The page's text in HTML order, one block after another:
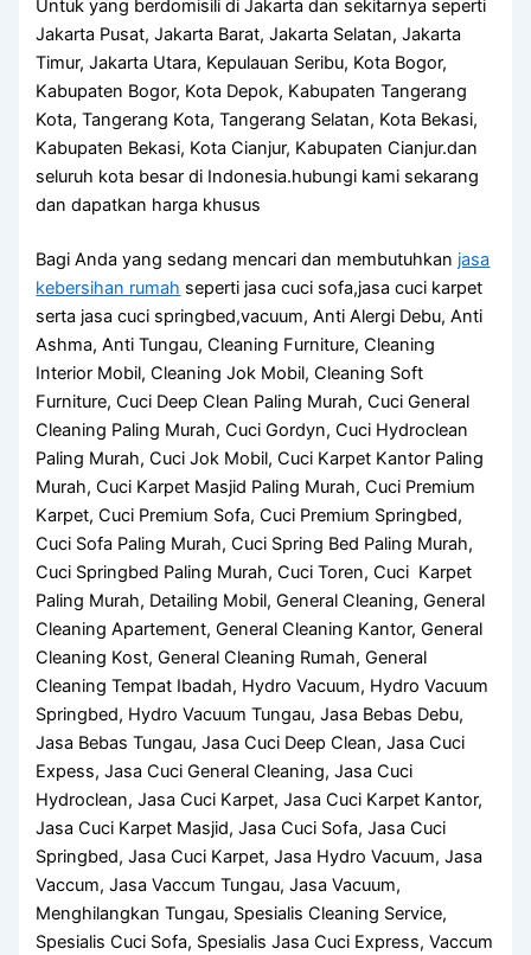
Untuk yang berdomisili di Jakarta dan sekitarnya seperti
Jakarta Pusat, Jakarta Barat, Jakarta Selatan, Jakarta
Timur, Jakarta Utara, Kepulauan Seribu, Kota Bogor,
Kabupaten Bogor, Kota Depok, Kabupaten Tangerang
Kota, Tangerang Kota, Tangerang Selatan, Kota Bekasi,
Kabupaten Bekasi, Kota Cianjur, Kabupaten Cianjur.dan
seluruh kota besar di Indonesia.hubungi kami sekarang
dan dapatkan harga khusus
Bagi Anda yang sedang mencari dan membutuhkan jasa
kebersihan rumah seperti jasa cuci sofa,jasa cuci karpet
serta jasa cuci springbed,vacuum, Anti Alergi Debu, Anti
Ashma, Anti Tungau, Cleaning Furniture, Cleaning
Interior Mobil, Cleaning Jok Mobil, Cleaning Soft
Furniture, Cuci Deep Clean Paling Murah, Cuci General
Cleaning Paling Murah, Cuci Gordyn, Cuci Hydroclean
Paling Murah, Cuci Jok Mobil, Cuci Karpet Kantor Paling
Murah, Cuci Karpet Masjid Paling Murah, Cuci Premium
Karpet, Cuci Premium Sofa, Cuci Premium Springbed,
Cuci Sofa Paling Murah, Cuci Spring Bed Paling Murah,
Cuci Springbed Paling Murah, Cuci Toren, Cuci Karpet
Paling Murah, Detailing Mobil, General Cleaning, General
Cleaning Apartement, General Cleaning Kantor, General
Cleaning Kost, General Cleaning Rumah, General
Cleaning Tempat Ibadah, Hydro Vacuum, Hydro Vacuum
Springbed, Hydro Vacuum Tungau, Jasa Bebas Debu,
Jasa Bebas Tungau, Jasa Cuci Deep Clean, Jasa Cuci
Expess, Jasa Cuci General Cleaning, Jasa Cuci
Hydroclean, Jasa Cuci Karpet, Jasa Cuci Karpet Kantor,
Jasa Cuci Karpet Masjid, Jasa Cuci Sofa, Jasa Cuci
Springbed, Jasa Cuci Karpet, Jasa Hydro Vacuum, Jasa
Vaccum, Jasa Vaccum Tungau, Jasa Vacuum,
Menghilangkan Tungau, Spesialis Cleaning Service,
Spesialis Cuci Sofa, Spesialis Jasa Cuci Express, Vaccum